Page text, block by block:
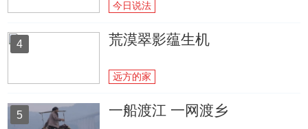
今日说法
4 荒漠翠影蕴生机
远方的家
5 一船渡江 一网渡乡